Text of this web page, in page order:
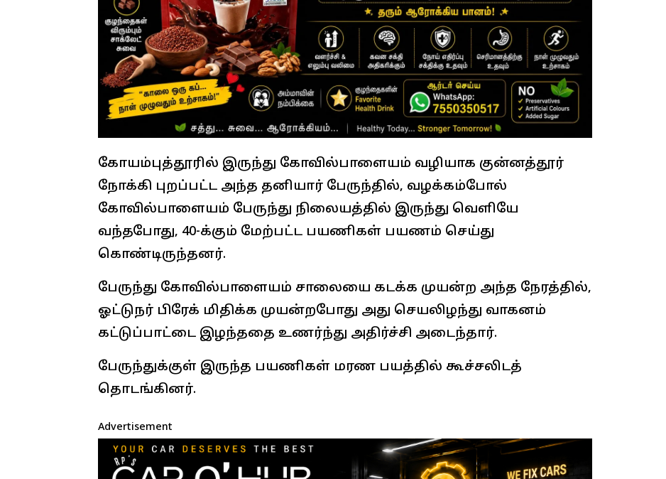
கோயம்புத்தூரில் இருந்து கோவில்பாளையம் வழியாக குன்னத்தூர்
நோக்கி புறப்பட்ட அந்த தனியார் பேருந்தில், வழக்கம்போல்
கோவில்பாளையம் பேருந்து நிலையத்தில் இருந்து வெளியே
வந்தபோது, 40-க்கும் மேற்பட்ட பயணிகள் பயணம் செய்து
கொண்டிருந்தனர்.
பேருந்து கோவில்பாளையம் சாலையை கடக்க முயன்ற அந்த நேரத்தில்,
ஓட்டுநர் பிரேக் மிதிக்க முயன்றபோது அது செயலிழந்து வாகனம்
கட்டுப்பாட்டை இழந்ததை உணர்ந்து அதிர்ச்சி அடைந்தார்.
பேருந்துக்குள் இருந்த பயணிகள் மரண பயத்தில் கூச்சலிடத்
தொடங்கினர்.
Advertisement